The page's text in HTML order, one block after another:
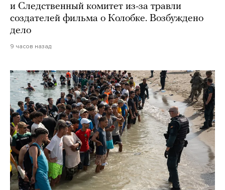
и Следственный комитет из-за травли
создателей фильма о Колобке. Возбуждено
дело
9 часов назад